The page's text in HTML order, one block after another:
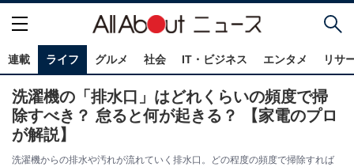
連載 ライフ グルメ 社会 IT・ビジネス エンタメ リサ
洗濯機の「排水口」はどれくらいの頻度で掃
除すべき？ 怠ると何が起きる？ 【家電のプロ
が解説】
洗濯機からの排水や汚れが流れていく排水口。どの程度の頻度で掃除すれば